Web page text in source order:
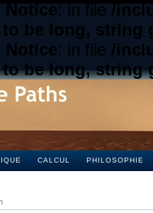
Notice: in file/
to be long, string
Notice: in file /
to be long, string
CALCUL PHILOSOPHIE